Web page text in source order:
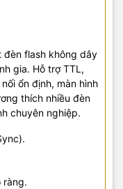
đèn flash không dây
gia. Hỗ trợ TTL,
ổn định, màn hình
thích nhiều đèn
chuyên nghiệp.
ràng.